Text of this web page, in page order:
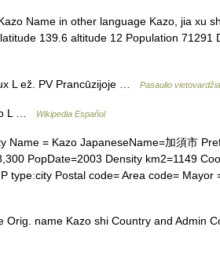
Name in other language Kazo, jia xu
139.6 altitude 12 Population
L ež. PV Prancūzijoje … Pasaulio
L … Wikipedia Español
Name = Kazo JapaneseName=加須市
PopDate=2003 Density km2=1149
type:city Postal code= Area code=
Orig. name Kazo shi Country and Admin